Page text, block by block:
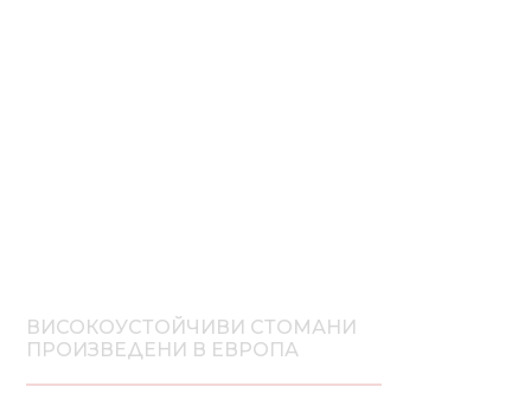
ВИСОКОУСТОЙЧИВИ СТОМАНИ
ПРОИЗВЕДЕНИ В ЕВРОПА